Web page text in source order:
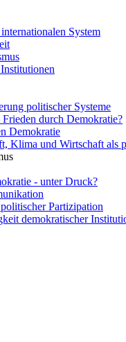
System
politischer Systeme
durch Demokratie?
Demokratie
Klima und Wirtschaft als
- unter Druck?
Partizipation
demokratischer